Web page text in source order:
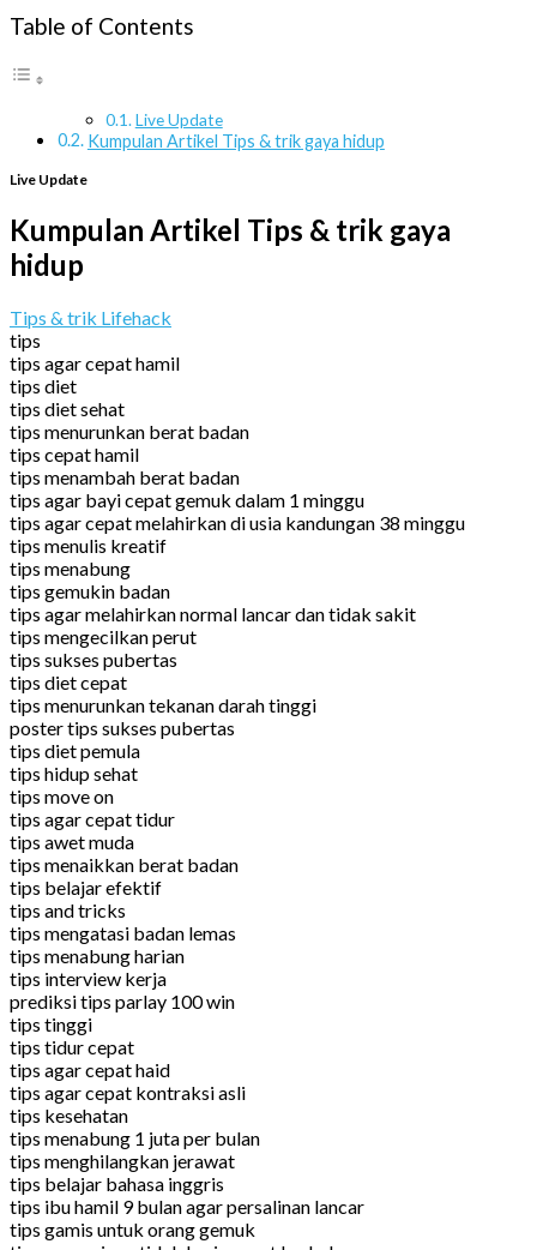
Table of Contents
Live Update
Kumpulan Artikel Tips & trik gaya hidup
Live Update
Kumpulan Artikel Tips & trik gaya
hidup
Tips & trik Lifehack
tips
tips agar cepat hamil
tips diet
tips diet sehat
tips menurunkan berat badan
tips cepat hamil
tips menambah berat badan
tips agar bayi cepat gemuk dalam 1 minggu
tips agar cepat melahirkan di usia kandungan 38 minggu
tips menulis kreatif
tips menabung
tips gemukin badan
tips agar melahirkan normal lancar dan tidak sakit
tips mengecilkan perut
tips sukses pubertas
tips diet cepat
tips menurunkan tekanan darah tinggi
poster tips sukses pubertas
tips diet pemula
tips hidup sehat
tips move on
tips agar cepat tidur
tips awet muda
tips menaikkan berat badan
tips belajar efektif
tips and tricks
tips mengatasi badan lemas
tips menabung harian
tips interview kerja
prediksi tips parlay 100 win
tips tinggi
tips tidur cepat
tips agar cepat haid
tips agar cepat kontraksi asli
tips kesehatan
tips menabung 1 juta per bulan
tips menghilangkan jerawat
tips belajar bahasa inggris
tips ibu hamil 9 bulan agar persalinan lancar
tips gamis untuk orang gemuk